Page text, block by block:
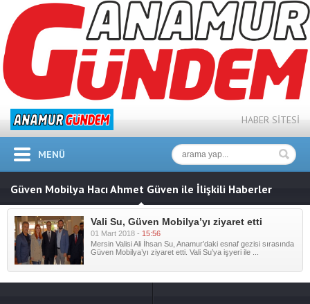
HABER SİTESİ
MENÜ
Güven Mobilya Hacı Ahmet Güven ile İlişkili Haberler
Vali Su, Güven Mobilya’yı ziyaret etti
01 Mart 2018 - 15:56
Mersin Valisi Ali İhsan Su, Anamur’daki esnaf gezisi sırasında
Güven Mobilya’yı ziyaret etti. Vali Su’ya işyeri ile ...